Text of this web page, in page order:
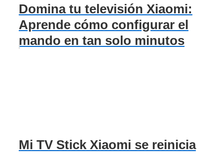
Domina tu televisión Xiaomi:
Aprende cómo configurar el
mando en tan solo minutos
Mi TV Stick Xiaomi se reinicia